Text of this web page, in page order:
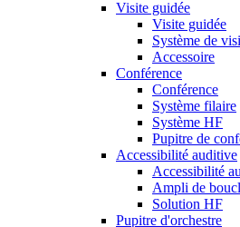
Visite guidée
Visite guidée
Système de
Accessoire
Conférence
Conférence
Système filaire
Système HF
Pupitre de
Accessibilité auditive
Accessibilité
Ampli de
Solution HF
Pupitre d'orchestre